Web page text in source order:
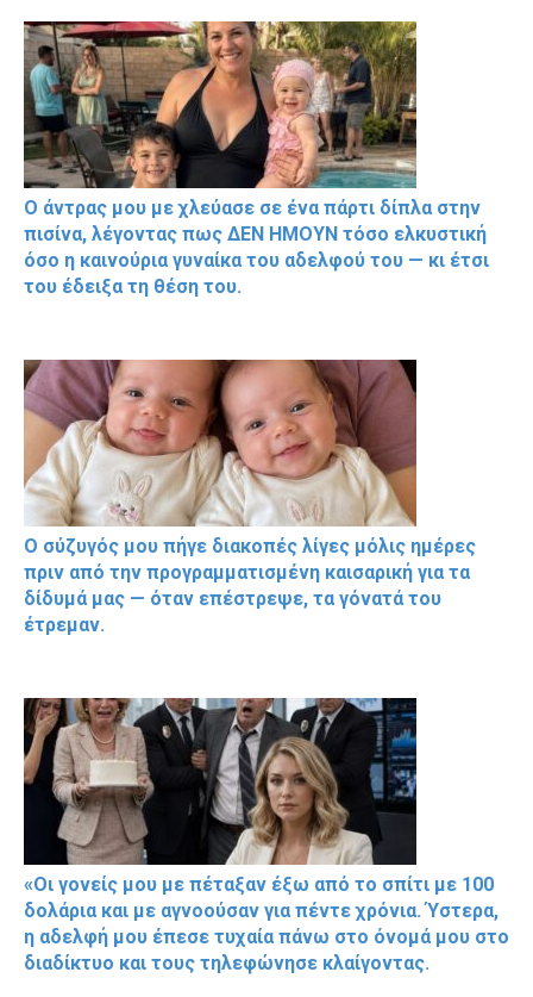
Ο άντρας μου με χλεύασε σε ένα πάρτι δίπλα στην
πισίνα, λέγοντας πως ΔΕΝ ΗΜΟΥΝ τόσο ελκυστική
όσο η καινούρια γυναίκα του αδελφού του — κι έτσι
του έδειξα τη θέση του.
Ο σύζυγός μου πήγε διακοπές λίγες μόλις ημέρες
πριν από την προγραμματισμένη καισαρική για τα
δίδυμά μας — όταν επέστρεψε, τα γόνατά του
έτρεμαν.
«Οι γονείς μου με πέταξαν έξω από το σπίτι με 100
δολάρια και με αγνοούσαν για πέντε χρόνια. Ύστερα,
η αδελφή μου έπεσε τυχαία πάνω στο όνομά μου στο
διαδίκτυο και τους τηλεφώνησε κλαίγοντας.